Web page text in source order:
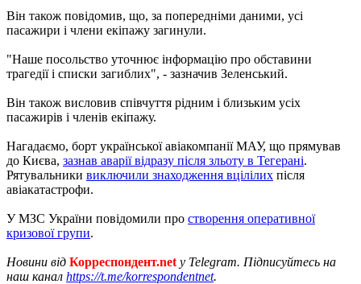
Він також повідомив, що, за попередніми даними, усі
пасажири і члени екіпажу загинули.
"Наше посольство уточнює інформацію про обставини
трагедії і списки загиблих", - зазначив Зеленський.
Він також висловив співчуття рідним і близьким усіх
пасажирів і членів екіпажу.
Нагадаємо, борт української авіакомпанії МАУ, що прямував
до Києва, зазнав аварії відразу після зльоту в Тегерані.
Рятувальники виключили знаходження вцілілих після
авіакатастрофи.
У МЗС України повідомили про створення оперативної
кризової групи.
Новини від Корреспондент.net у Telegram. Підписуйтесь на
наш канал https://t.me/korrespondentnet.